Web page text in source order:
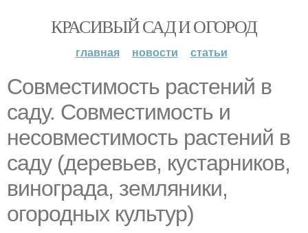
КРАСИВЫЙ САД И ОГОРОД
главная новости статьи
Совместимость растений в
саду. Совместимость и
несовместимость растений в
саду (деревьев, кустарников,
винограда, земляники,
огородных культур)